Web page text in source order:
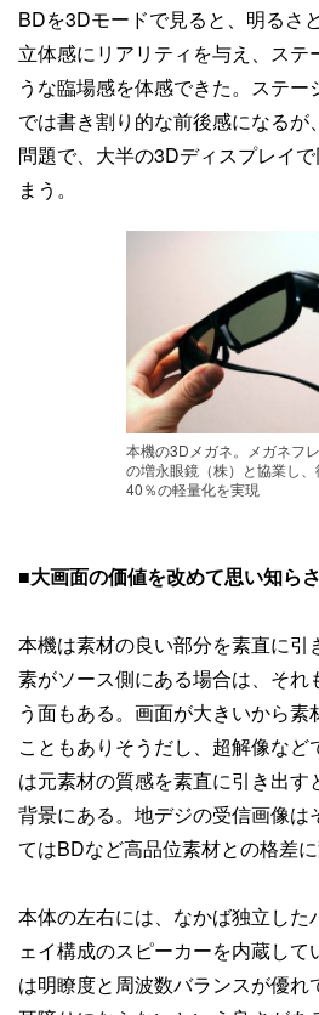
BDを3Dモードで見ると、明るさ
立体感にリアリティを与え、ステ
うな臨場感を体感できた。ステー
では書き割り的な前後感になる
問題で、大半の3Dディスプレイ
まう。
本機の3Dメガネ。メガネフ
の増永眼鏡（株）と協業し
40％の軽量化を実現
■大画面の価値を改めて思い知ら
本機は素材の良い部分を素直に引
素がソース側にある場合は、それ
う面もある。画面が大きいから素
こともありそうだし、超解像など
は元素材の質感を素直に引き出す
背景にある。地デジの受信画像は
てはBDなど高品位素材との格差に
本体の左右には、なかば独立した
ェイ構成のスピーカーを内蔵し
は明瞭度と周波数バランスが優れ